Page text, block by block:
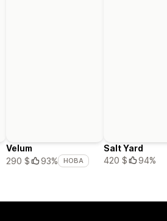
Velum
290 $
93% НОВА
Salt Yard
420 $
94%